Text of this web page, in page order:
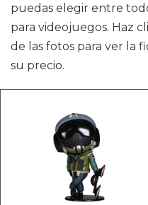
puedas elegir entre
para videojuegos. Haz
de las fotos para ver la
su precio.